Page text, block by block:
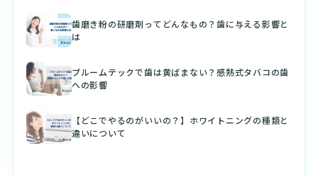
歯磨き粉の研磨剤ってどんなもの？歯に与える影響と
は
プルームテックで歯は黄ばまない？感熱式タバコの歯
への影響
【どこでやるのがいいの？】ホワイトニングの種類と
違いについて